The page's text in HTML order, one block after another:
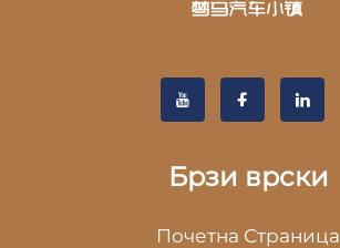
Брзи врски
Почетна Страница